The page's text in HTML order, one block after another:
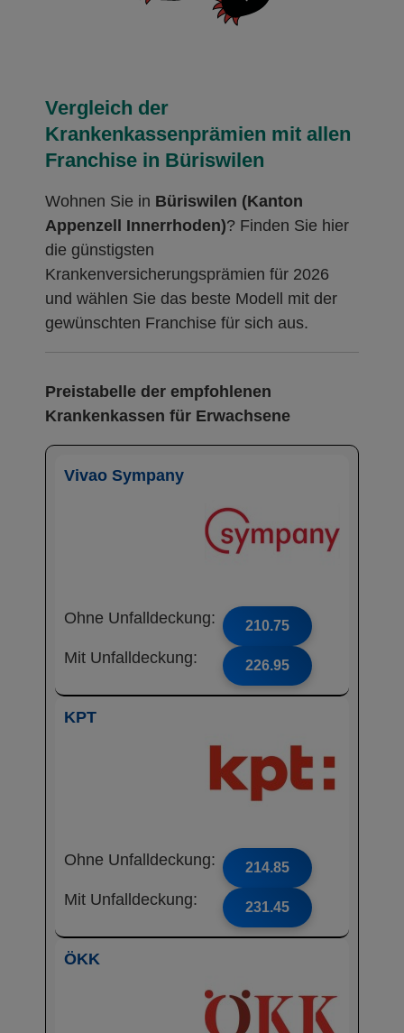
Vergleich der
Krankenkassenprämien mit allen
Franchise in Büriswilen
Wohnen Sie in Büriswilen (Kanton
Appenzell Innerrhoden)? Finden Sie hier
die günstigsten
Krankenversicherungsprämien für 2026
und wählen Sie das beste Modell mit der
gewünschten Franchise für sich aus.
Preistabelle der empfohlenen
Krankenkassen für Erwachsene
Vivao Sympany
Ohne Unfalldeckung: 210.75
Mit Unfalldeckung: 226.95
KPT
Ohne Unfalldeckung: 214.85
Mit Unfalldeckung: 231.45
ÖKK